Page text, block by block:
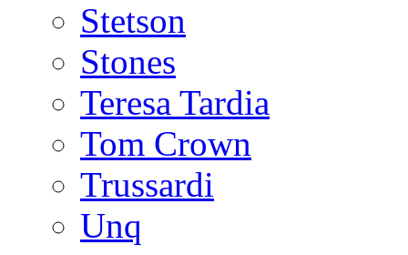
Stetson
Stones
Teresa Tardia
Tom Crown
Trussardi
Unq